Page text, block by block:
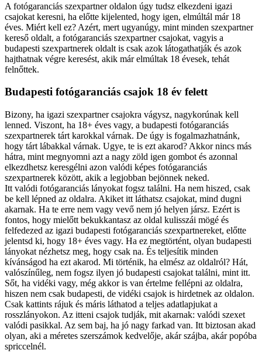
A fotógaranciás szexpartner oldalon úgy tudsz elkezdeni igazi
csajokat keresni, ha előtte kijelented, hogy igen, elmúltál már 18
éves. Miért kell ez? Azért, mert ugyanúgy, mint minden szexpartner
kereső oldalt, a fotógaranciás szexpartner csajokat, vagyis a
budapesti szexpartnerek oldalt is csak azok látogathatják és azok
hajthatnak végre keresést, akik már elmúltak 18 évesek, tehát
felnőttek.
Budapesti fotógaranciás csajok 18 év felett
Bizony, ha igazi szexpartner csajokra vágysz, nagykorúnak kell
lenned. Viszont, ha 18+ éves vagy, a budapesti fotógaranciás
szexpartnerek tárt karokkal várnak. De úgy is fogalmazhatnánk,
hogy tárt lábakkal várnak. Ugye, te is ezt akarod? Akkor nincs más
hátra, mint megnyomni azt a nagy zöld igen gombot és azonnal
elkezdhetsz keresgélni azon valódi képes fotógaranciás
szexpartnerek között, akik a legjobban bejönnek neked.
Itt valódi fotógaranciás lányokat fogsz találni. Ha nem hiszed, csak
be kell lépned az oldalra. Akiket itt láthatsz csajokat, mind dugni
akarnak. Ha te erre nem vagy vevő nem jó helyen jársz. Ezért is
fontos, hogy mielőtt bekukkantasz az oldal kulisszái mögé és
felfedezed az igazi budapesti fotógaranciás szexpartnereket, előtte
jelentsd ki, hogy 18+ éves vagy. Ha ez megtörtént, olyan budapesti
lányokat nézhetsz meg, hogy csak na. És teljesítik minden
kívánságod ha ezt akarod. Mi történik, ha elmész az oldalról? Hát,
valószínűleg, nem fogsz ilyen jó budapesti csajokat találni, mint itt.
Sőt, ha vidéki vagy, még akkor is van értelme fellépni az oldalra,
hiszen nem csak budapesti, de vidéki csajok is hirdetnek az oldalon.
Csak kattints rájuk és máris láthatod a teljes adatlapjukat a
rosszlányokon. Az itteni csajok tudják, mit akarnak: valódi szexet
valódi pasikkal. Az sem baj, ha jó nagy farkad van. Itt biztosan akad
olyan, aki a méretes szerszámok kedvelője, akár szájba, akár popóba
spriccelnél.